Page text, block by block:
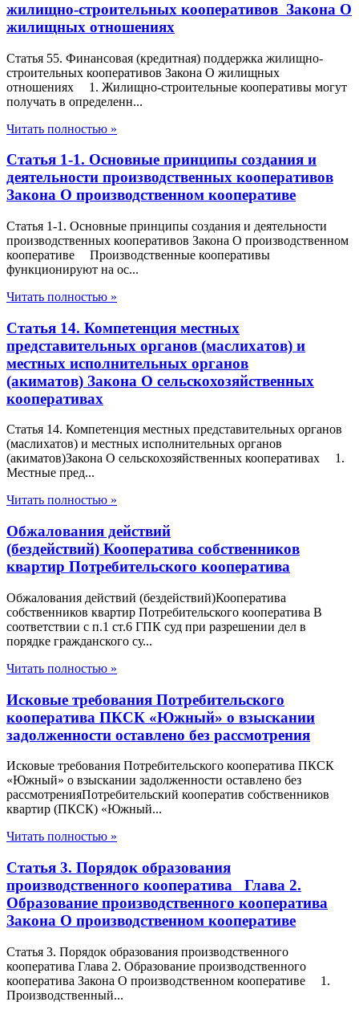
жилищно-строительных кооперативов Закона О
жилищных отношениях
Статья 55. Финансовая (кредитная) поддержка жилищно-
строительных кооперативов Закона О жилищных
отношениях 1. Жилищно-строительные кооперативы могут
получать в определенн...
Читать полностью »
Статья 1-1. Основные принципы создания и
деятельности производственных кооперативов
Закона О производственном кооперативе
Статья 1-1. Основные принципы создания и деятельности
производственных кооперативов Закона О производственном
кооперативе Производственные кооперативы
функционируют на ос...
Читать полностью »
Статья 14. Компетенция местных
представительных органов (маслихатов) и
местных исполнительных органов
(акиматов) Закона О сельскохозяйственных
кооперативах
Статья 14. Компетенция местных представительных органов
(маслихатов) и местных исполнительных органов
(акиматов)Закона О сельскохозяйственных кооперативах 1.
Местные пред...
Читать полностью »
Обжалования действий
(бездействий) Кооператива собственников
квартир Потребительского кооператива
Обжалования действий (бездействий)Кооператива
собственников квартир Потребительского кооператива В
соответствии с п.1 ст.6 ГПК суд при разрешении дел в
порядке гражданского су...
Читать полностью »
Исковые требования Потребительского
кооператива ПКСК «Южный» о взыскании
задолженности оставлено без рассмотрения
Исковые требования Потребительского кооператива ПКСК
«Южный» о взыскании задолженности оставлено без
рассмотренияПотребительский кооператив собственников
квартир (ПКСК) «Южный...
Читать полностью »
Статья 3. Порядок образования
производственного кооператива Глава 2.
Образование производственного кооператива
Закона О производственном кооперативе
Статья 3. Порядок образования производственного
кооператива Глава 2. Образование производственного
кооператива Закона О производственном кооперативе 1.
Производственный...